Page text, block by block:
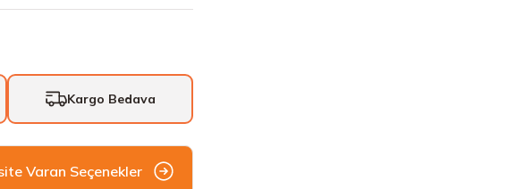
Kargo Bedava
Varan Seçenekler